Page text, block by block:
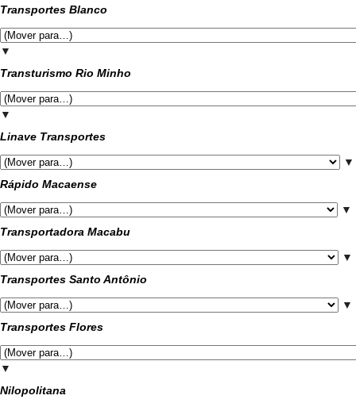
Transportes Blanco
▼
Transturismo Rio Minho
▼
Linave Transportes
▼
Rápido Macaense
▼
Transportadora Macabu
▼
Transportes Santo Antônio
▼
Transportes Flores
▼
Nilopolitana